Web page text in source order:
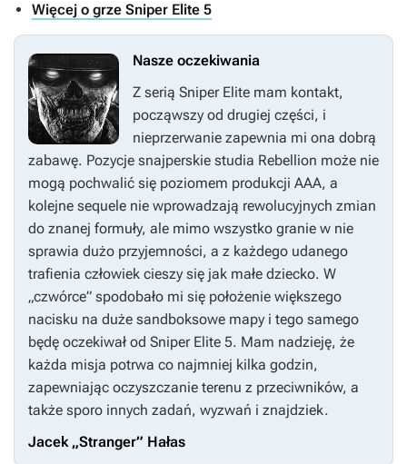
Więcej o grze Sniper Elite 5
Nasze oczekiwania
Z serią Sniper Elite mam kontakt,
począwszy od drugiej części, i
nieprzerwanie zapewnia mi ona dobrą
zabawę. Pozycje snajperskie studia Rebellion może nie
mogą pochwalić się poziomem produkcji AAA, a
kolejne sequele nie wprowadzają rewolucyjnych zmian
do znanej formuły, ale mimo wszystko granie w nie
sprawia dużo przyjemności, a z każdego udanego
trafienia człowiek cieszy się jak małe dziecko. W
„czwórce” spodobało mi się położenie większego
nacisku na duże sandboksowe mapy i tego samego
będę oczekiwał od Sniper Elite 5. Mam nadzieję, że
każda misja potrwa co najmniej kilka godzin,
zapewniając oczyszczanie terenu z przeciwników, a
także sporo innych zadań, wyzwań i znajdziek.
Jacek „Stranger” Hałas